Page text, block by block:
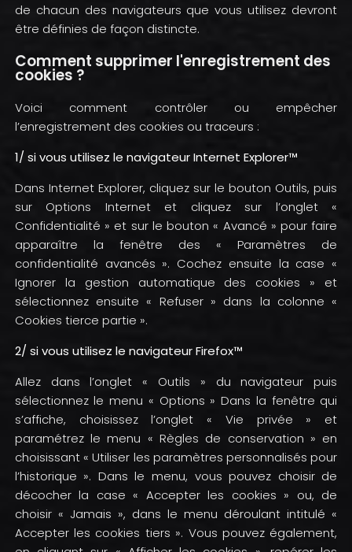
de chacun des navigateurs que vous utilisez devront
être définies de façon distincte.
Comment supprimer l'enregistrement des
cookies ?
Voici comment contrôler ou empêcher
l’enregistrement des cookies ou traceurs :
1/ si vous utilisez le navigateur Internet Explorer™
Dans Internet Explorer, cliquez sur le bouton Outils, puis
sur Options Internet et cliquez sur l’onglet «
Confidentialité » et sur le bouton « Avancé » pour faire
apparaître la fenêtre des « Paramètres de
confidentialité avancés ». Cochez ensuite la case «
Ignorer la gestion automatique des cookies » et
sélectionnez ensuite « Refuser » dans la colonne «
Cookies tierce partie ».
2/ si vous utilisez le navigateur Firefox™
Allez dans l’onglet « Outils » du navigateur puis
sélectionnez le menu « Options » Dans la fenêtre qui
s’affiche, choisissez l’onglet « Vie privée » et
paramétrez le menu « Règles de conservation » en
choisissant « Utiliser les paramètres personnalisés pour
l’historique ». Dans le menu, vous pouvez choisir de
décocher la case « Accepter les cookies » ou, de
choisir « Jamais », dans le menu déroulant intitulé «
Accepter les cookies tiers ». Vous pouvez également,